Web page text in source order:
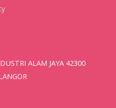
ALAM JAYA 42300